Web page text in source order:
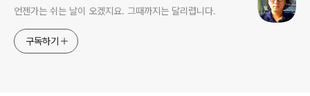
언젠가는 쉬는 날이 오겠지요. 그때까지는 달리렵니다.
구독하기